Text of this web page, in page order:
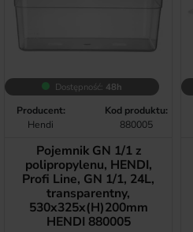
Dostępność: 48h
Producent:
Hendi
Kod produktu:
880005
Pojemnik GN 1/1 z
polipropylenu, HENDI,
Profi Line, GN 1/1, 24L,
transparentny,
530x325x(H)200mm
HENDI 880005